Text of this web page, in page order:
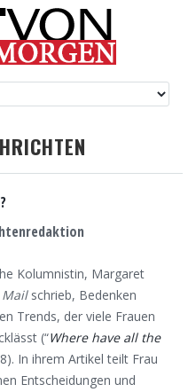
Kolumnistin, Margaret
Mailschrieb, Bedenken
Trends, der viele Frauen
(“Where have all the
In ihrem Artikel teilt Frau
Entscheidungen und